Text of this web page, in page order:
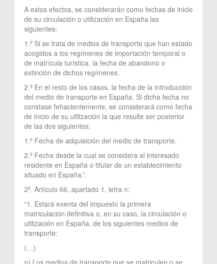
A estos efectos, se considerarán como fechas de inicio
de su circulación o utilización en España las
siguientes:
1.º Si se trata de medios de transporte que han estado
acogidos a los regímenes de importación temporal o
de matrícula turística, la fecha de abandono o
extinción de dichos regímenes.
2.º En el resto de los casos, la fecha de la introducción
del medio de transporte en España. Si dicha fecha no
constase fehacientemente, se considerará como fecha
de inicio de su utilización la que resulte ser posterior
de las dos siguientes:
1.º Fecha de adquisición del medio de transporte.
2.º Fecha desde la cual se considera al interesado
residente en España o titular de un establecimiento
situado en España.”.
2º. Artículo 66, apartado 1, letra n:
“1. Estará exenta del impuesto la primera
matriculación definitiva o, en su caso, la circulación o
utilización en España, de los siguientes medios de
transporte:
(…)
n) Los medios de transporte que se matriculen o se